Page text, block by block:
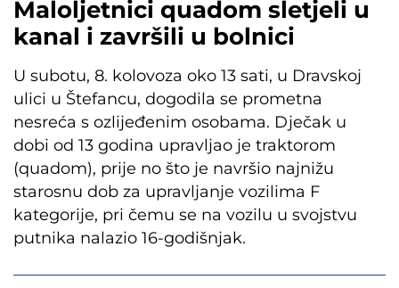
Maloljetnici quadom sletjeli u
kanal i završili u bolnici
U subotu, 8. kolovoza oko 13 sati, u Dravskoj
ulici u Štefancu, dogodila se prometna
nesreća s ozlijeđenim osobama. Dječak u
dobi od 13 godina upravljao je traktorom
(quadom), prije no što je navršio najnižu
starosnu dob za upravljanje vozilima F
kategorije, pri čemu se na vozilu u svojstvu
putnika nalazio 16-godišnjak.